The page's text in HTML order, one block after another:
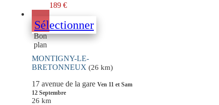
189 €
Sélectionner
Bon
plan
MONTIGNY-LE-
BRETONNEUX (26 km)
17 avenue de la gare Ven 11 et Sam
12 Septembre
26 km